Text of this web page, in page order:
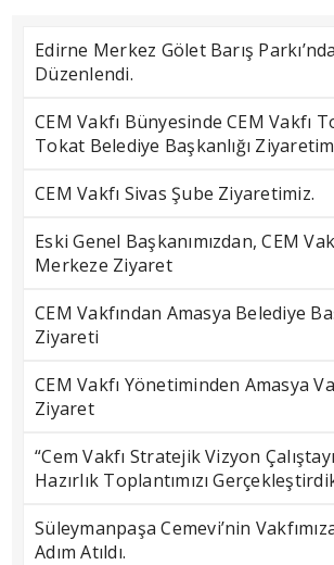
Edirne Merkez Gölet Barış
Düzenlendi.
CEM Vakfı Bünyesinde CEM Vakfı
Tokat Belediye Başkanlığı
CEM Vakfı Sivas Şube Ziyaretimiz.
Eski Genel Başkanımızdan, CEM
Merkeze Ziyaret
CEM Vakfından Amasya Belediye
Ziyareti
CEM Vakfı Yönetiminden Amasya
Ziyaret
“Cem Vakfı Stratejik Vizyon
Hazırlık Toplantımızı
Süleymanpaşa Cemevi’nin
Adım Atıldı.